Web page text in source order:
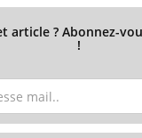
article ? Abonnez-
!